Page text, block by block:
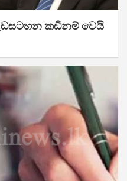
කඩිනම් වෙයි